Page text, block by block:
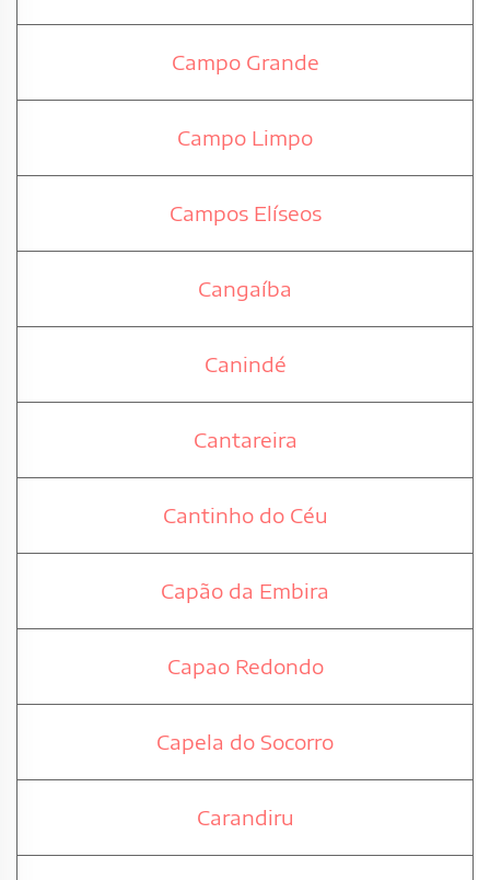
Campo Grande
Campo Limpo
Campos Elíseos
Cangaíba
Canindé
Cantareira
Cantinho do Céu
Capão da Embira
Capao Redondo
Capela do Socorro
Carandiru